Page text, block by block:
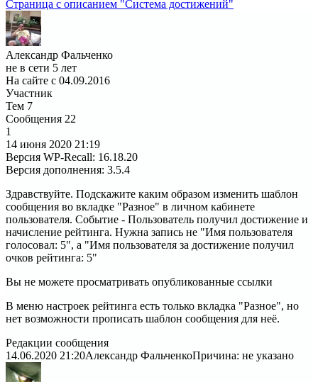
Страница c описанием "Система достижений"
Александр Фальченко
не в сети 5 лет
На сайте с 04.09.2016
Участник
Тем 7
Сообщения 22
1
14 июня 2020 21:19
Версия WP-Recall: 16.18.20
Версия дополнения: 3.5.4
Здравствуйте. Подскажите каким образом изменить шаблон
сообщения во вкладке "Разное" в личном кабинете
пользователя. Событие - Пользователь получил достижение и
начисление рейтинга. Нужна запись не "Имя пользователя
голосовал: 5", а "Имя пользователя за достижение получил
очков рейтинга: 5"
Вы не можете просматривать опубликованные ссылки
В меню настроек рейтинга есть только вкладка "Разное", но
нет возможности прописать шаблон сообщения для неё.
Редакции сообщения
14.06.2020 21:20Александр ФальченкоПричина: не указано